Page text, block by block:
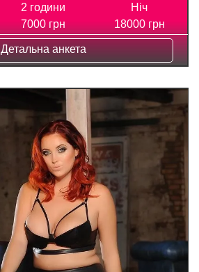
2 години
7000 грн
Ніч
18000 грн
Детальна анкета